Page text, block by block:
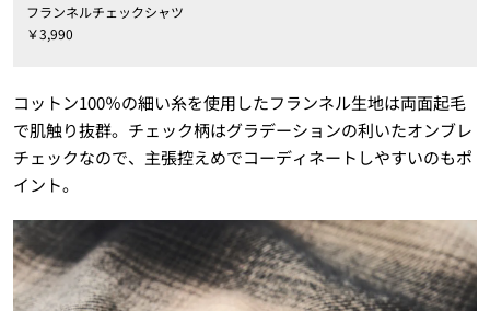
フランネルチェックシャツ
￥3,990
コットン100％の細い糸を使用したフランネル生地は両面起毛
で肌触り抜群。チェック柄はグラデーションの利いたオンブレ
チェックなので、主張控えめでコーディネートしやすいのもポ
イント。